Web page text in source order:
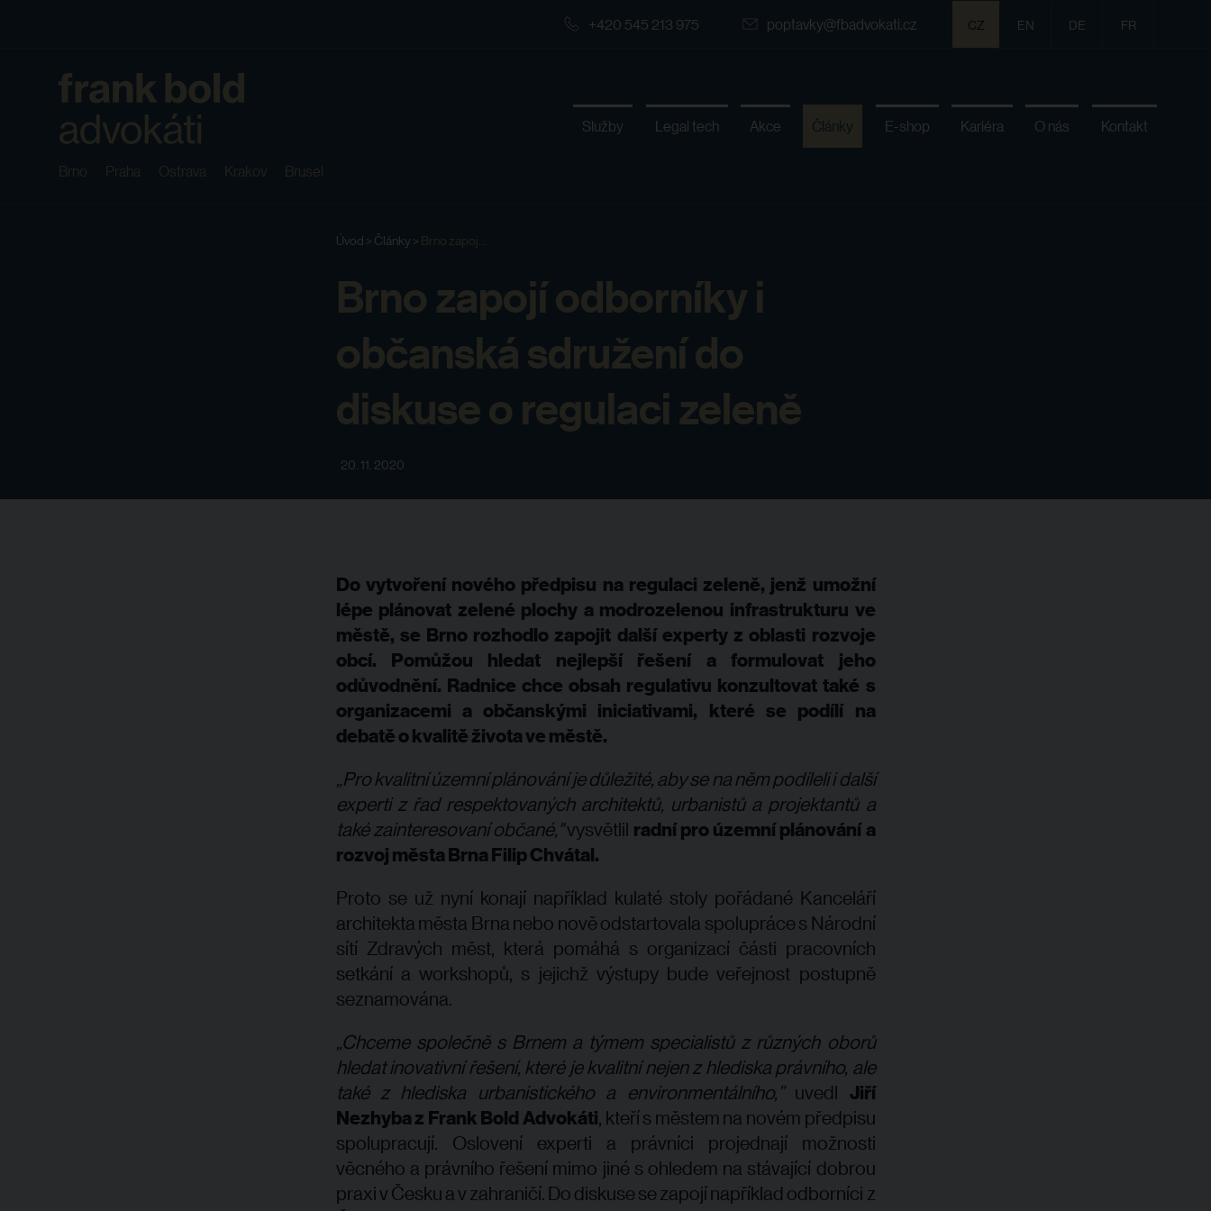
+420 545 213 975 poptavky@fbadvokati.cz CZ EN DE FR
Brno Praha Ostrava Krakov Brusel
Služby Legal tech Akce Články E-shop Kariéra O nás Kontakt
Úvod > Články > Brno zapoj...
Brno zapojí odborníky i
občanská sdružení do
diskuse o regulaci zeleně
20. 11. 2020
Do vytvoření nového předpisu na regulaci zeleně, jenž umožní
lépe plánovat zelené plochy a modrozelenou infrastrukturu ve
městě, se Brno rozhodlo zapojit další experty z oblasti rozvoje
obcí. Pomůžou hledat nejlepší řešení a formulovat jeho
odůvodnění. Radnice chce obsah regulativu konzultovat také s
organizacemi a občanskými iniciativami, které se podílí na
debatě o kvalitě života ve městě.
„Pro kvalitní územní plánování je důležité, aby se na něm podíleli i další
experti z řad respektovaných architektů, urbanistů a projektantů a
také zainteresovaní občané,"vysvětlil radní pro územní plánování a
rozvoj města Brna Filip Chvátal.
Proto se už nyní konají například kulaté stoly pořádané Kanceláří
architekta města Brna nebo nově odstartovala spolupráce s Národní
sítí Zdravých měst, která pomáhá s organizací části pracovních
setkání a workshopů, s jejichž výstupy bude veřejnost postupně
seznamována.
„Chceme společně s Brnem a týmem specialistů z různých oborů
hledat inovativní řešení, které je kvalitní nejen z hlediska právního, ale
také z hlediska urbanistického a environmentálního,”uvedl Jiří
Nezhyba z Frank Bold Advokáti, kteří s městem na novém předpisu
spolupracují. Oslovení experti a právníci projednají možnosti
věcného a právního řešení mimo jiné s ohledem na stávající dobrou
praxi v Česku a v zahraničí. Do diskuse se zapojí například odborníci z